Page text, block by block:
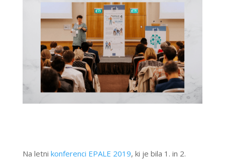
Na letni konferenci EPALE 2019, ki je bila 1. in 2.